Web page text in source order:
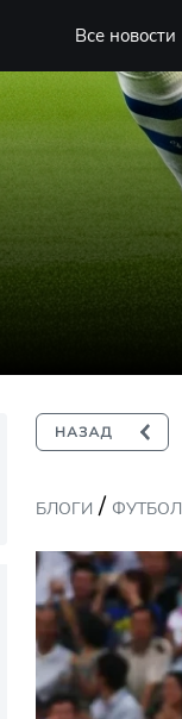
Все новости
Остальное
БЛОГИ / ФУТБОЛ